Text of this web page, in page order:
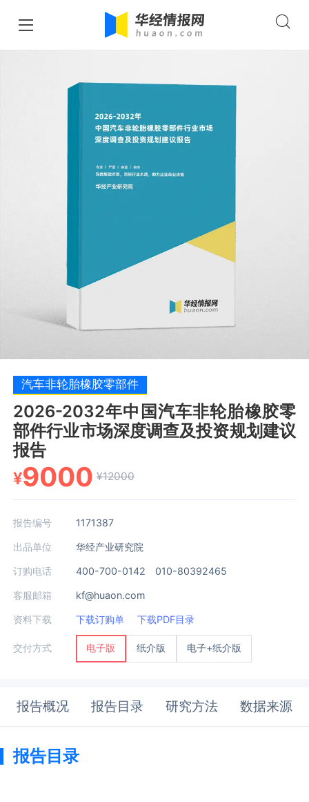
汽车非轮胎橡胶零部件
2026-2032年中国汽车非轮胎橡胶零
部件行业市场深度调查及投资规划建议
报告
¥9000 ¥12000
报告编号 1171387
出品单位 华经产业研究院
订购电话 400-700-0142 010-80392465
客服邮箱 kf@huaon.com
资料下载 下载订购单 下载PDF目录
交付方式 电子版 纸介版 电子+纸介版
报告概况 报告目录 研究方法 数据来源
报告目录